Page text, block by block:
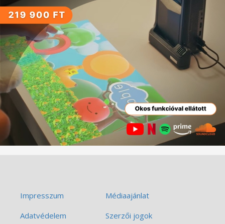
Impresszum
Médiaajánlat
Adatvédelem
Szerzői jogok